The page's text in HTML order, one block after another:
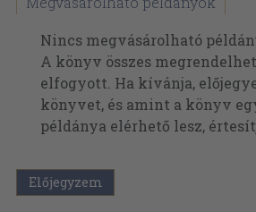
Nincs megvásárolható
A könyv összes
elfogyott. Ha kívánja,
könyvet, és amint a könyv
példánya elérhető lesz,
Előjegyzem